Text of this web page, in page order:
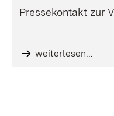
Pressekontakt zur
weiterlesen...